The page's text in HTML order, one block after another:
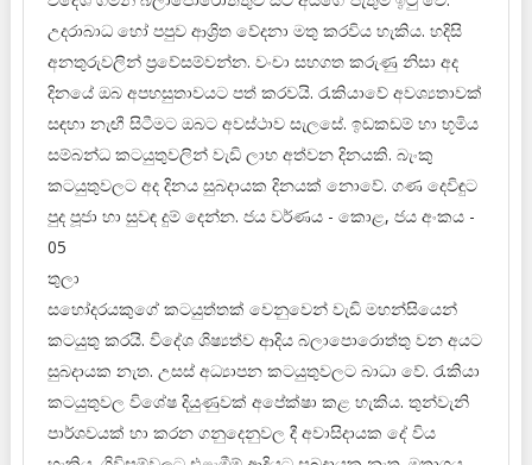
උදරාබාධ හෝ පපුව ආශ්‍රිත වේදනා මතු කරවිය හැකිය. හදිසි
අනතුරුවලින් ප්‍රවේසම්වන්න. වංචා සහගත කරුණු නිසා අද
දිනයේ ඔබ අපහසුතාවයට පත් කරවයි. රැකියාවේ අවශ්‍යතාවක්
සඳහා නැඟී සිටීමට ඔබට අවස්ථාව සැලසේ. ඉඩකඩම් හා භූමිය
සම්බන්ධ කටයුතුවලින් වැඩි ලාභ අත්වන දිනයකි. බැංකු
කටයුතුවලට අද දිනය සුබදායක දිනයක් නොවේ. ගණ දෙවිඳුට
පුද පූජා හා සුවඳ දුම් දෙන්න. ජය වර්ණය - කොළ, ජය අංකය -
05
තුලා
සහෝදරයකුගේ කටයුත්තක් වෙනුවෙන් වැඩි මහන්සියෙන්
කටයුතු කරයි. විදේශ ශිෂ්‍යත්ව ආදිය බලාපොරොත්තු වන අයට
සුබදායක නැත. උසස් අධ්‍යාපන කටයුතුවලට බාධා වේ. රැකියා
කටයුතුවල විශේෂ දියුණුවක් අපේක්ෂා කළ හැකිය. තුන්වැනි
පාර්ශවයක් හා කරන ගනුදෙනුවල දී අවාසිදායක දේ විය